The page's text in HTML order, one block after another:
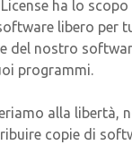
ha lo
libero per
del nostro
programmi.
alla libertà,
copie di